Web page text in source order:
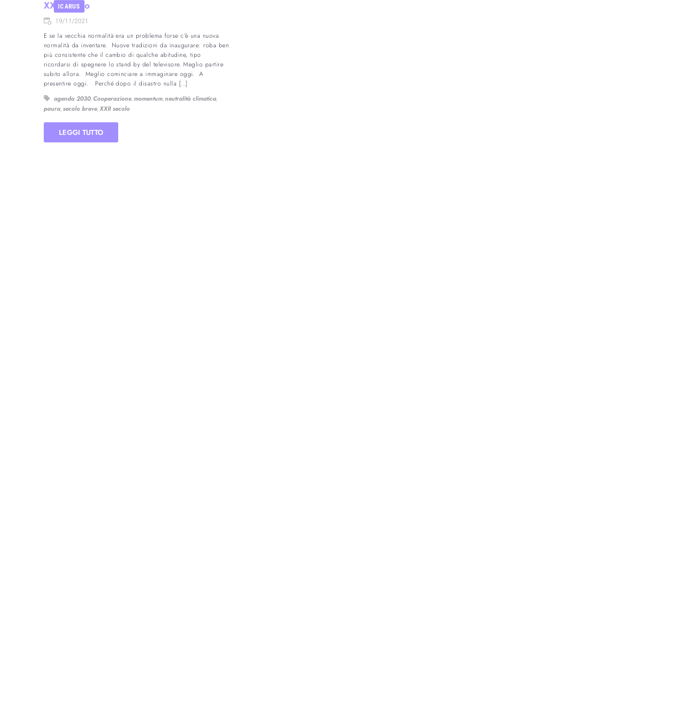
ICARUS
XXII secolo
19/11/2021
E se la vecchia normalità era un problema forse c’è una nuova
normalità da inventare. Nuove tradizioni da inaugurare: roba ben
più consistente che il cambio di qualche abitudine, tipo
ricordarsi di spegnere lo stand by del televisore. Meglio partire
subito allora. Meglio cominciare a immaginare oggi. A
presentire oggi. Perché dopo il disastro nulla […]
agenda 2030, Cooperazione, momentum, neutralità climatica,
paura, secolo breve, XXII secolo
LEGGI TUTTO